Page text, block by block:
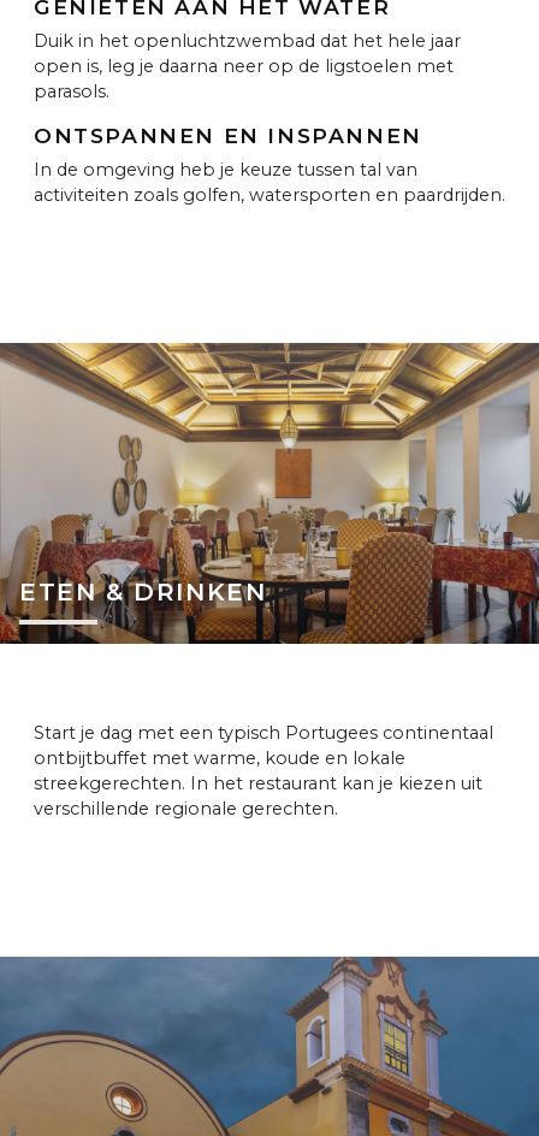
GENIETEN AAN HET WATER
Duik in het openluchtzwembad dat het hele jaar
open is, leg je daarna neer op de ligstoelen met
parasols.
ONTSPANNEN EN INSPANNEN
In de omgeving heb je keuze tussen tal van
activiteiten zoals golfen, watersporten en paardrijden.
ETEN & DRINKEN
Start je dag met een typisch Portugees continentaal
ontbijtbuffet met warme, koude en lokale
streekgerechten. In het restaurant kan je kiezen uit
verschillende regionale gerechten.